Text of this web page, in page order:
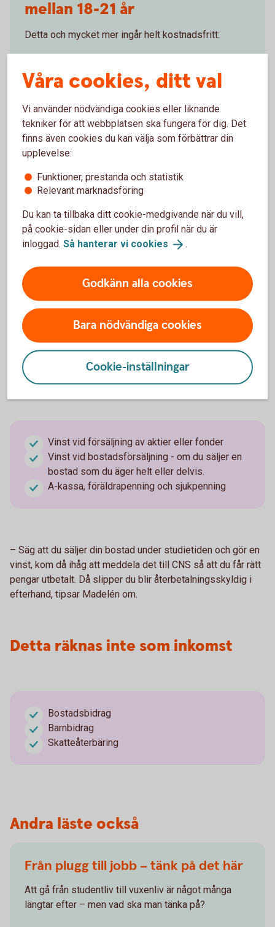
mellan 18-21 år
Detta och mycket mer ingår helt kostnadsfritt:
Apple Pay
Betala räkningar digitalt
Banktjänster för dig som är 18-21år
Madelén Falkenhäll
Ekonom för Finansiell hälsa
Detta räknas också som inkomst
Vinst vid försäljning av aktier eller fonder
Vinst vid bostadsförsäljning - om du säljer en
bostad som du äger helt eller delvis.
A-kassa, föräldrapenning och sjukpenning
– Säg att du säljer din bostad under studietiden och gör en
vinst, kom då ihåg att meddela det till CNS så att du får rätt
pengar utbetalt. Då slipper du blir återbetalningsskyldig i
efterhand, tipsar Madelén om.
Detta räknas inte som inkomst
Bostadsbidrag
Barnbidrag
Skatteåterbäring
Andra läste också
Från plugg till jobb – tänk på det här
Att gå från studentliv till vuxenliv är något många
längtar efter – men vad ska man tänka på?
Våra cookies, ditt val
Vi använder nödvändiga cookies eller liknande
tekniker för att webbplatsen ska fungera för dig. Det
finns även cookies du kan välja som förbättrar din
upplevelse:
Funktioner, prestanda och statistik
Relevant marknadsföring
Du kan ta tillbaka ditt cookie-medgivande när du vill,
på cookie-sidan eller under din profil när du är
inloggad. Så hanterar vi cookies .
Godkänn alla cookies
Bara nödvändiga cookies
Cookie-inställningar